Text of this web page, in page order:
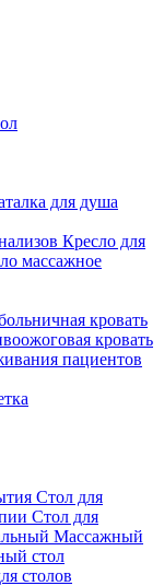
для душа
Кресло для
массажное
кровать
кровать
пациентов
Стол для
Стол для
Массажный
стол
столов